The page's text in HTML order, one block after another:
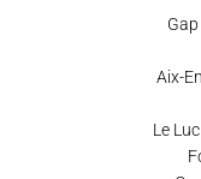
Aix-
Le